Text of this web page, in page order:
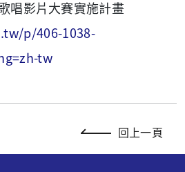
唱影片大賽實施計畫
p/406-1038-
tw
回上一頁